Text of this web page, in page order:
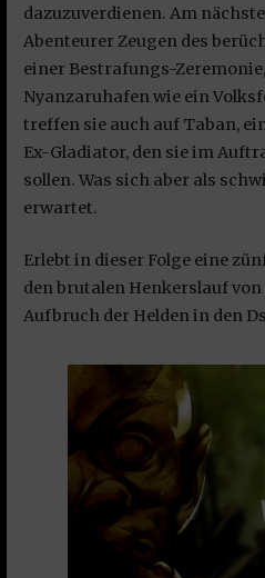
dazuzuverdienen. Am
Abenteurer Zeugen des
einer Bestrafungs-
Nyanzaruhafen wie ein
treffen sie auch auf Taban,
Ex-Gladiator, den sie im
sollen. Was sich aber als
erwartet.
Erlebt in dieser Folge eine
den brutalen Henkerslauf
Aufbruch der Helden in den